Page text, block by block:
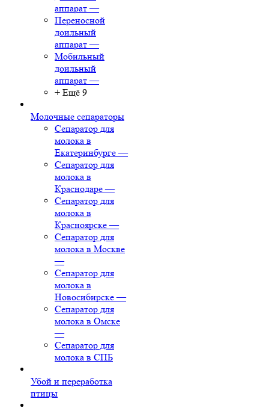
аппарат —
Переносной
доильный
аппарат —
Мобильный
доильный
аппарат —
+ Ещё 9
Молочные сепараторы
Сепаратор для
молока в
Екатеринбурге —
Сепаратор для
молока в
Краснодаре —
Сепаратор для
молока в
Красноярске —
Сепаратор для
молока в Москве
—
Сепаратор для
молока в
Новосибирске —
Сепаратор для
молока в Омске
—
Сепаратор для
молока в СПБ
Убой и переработка
птицы